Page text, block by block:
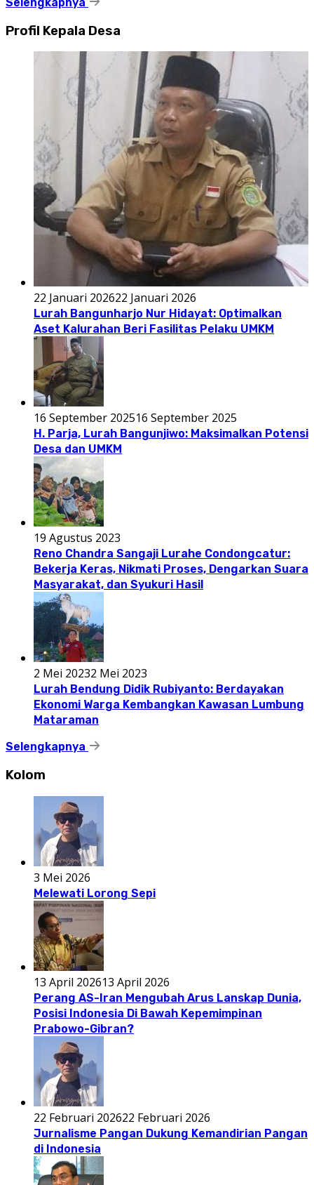
Profil Kepala Desa
22 Januari 202622 Januari 2026
Lurah Bangunharjo Nur Hidayat: Optimalkan
Aset Kalurahan Beri Fasilitas Pelaku UMKM
16 September 202516 September 2025
H. Parja, Lurah Bangunjiwo: Maksimalkan Potensi
Desa dan UMKM
19 Agustus 2023
Reno Chandra Sangaji Lurahe Condongcatur:
Bekerja Keras, Nikmati Proses, Dengarkan Suara
Masyarakat, dan Syukuri Hasil
2 Mei 20232 Mei 2023
Lurah Bendung Didik Rubiyanto: Berdayakan
Ekonomi Warga Kembangkan Kawasan Lumbung
Mataraman
Selengkapnya
Kolom
3 Mei 2026
Melewati Lorong Sepi
13 April 202613 April 2026
Perang AS-Iran Mengubah Arus Lanskap Dunia,
Posisi Indonesia Di Bawah Kepemimpinan
Prabowo-Gibran?
22 Februari 202622 Februari 2026
Jurnalisme Pangan Dukung Kemandirian Pangan
di Indonesia